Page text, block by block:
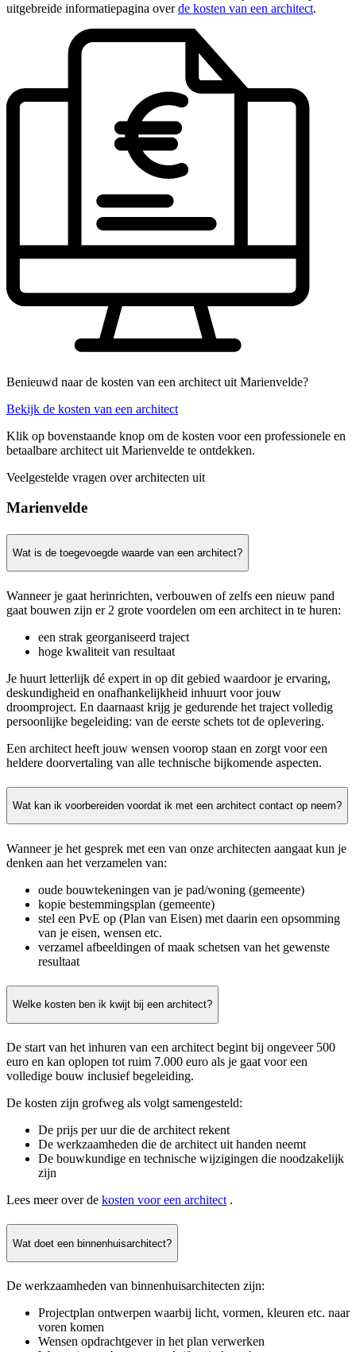
uitgebreide informatiepagina overde kosten van een architect.
Benieuwd naar de kosten van een architect uit Marienvelde?
Bekijk de kosten van een architect
Klik op bovenstaande knop om de kosten voor een professionele en
betaalbare architect uit Marienvelde te ontdekken.
Veelgestelde vragen over architecten uit
Marienvelde
Wat is de toegevoegde waarde van een architect?
Wanneer je gaat herinrichten, verbouwen of zelfs een nieuw pand
gaat bouwen zijn er 2 grote voordelen om een architect in te huren:
een strak georganiseerd traject
hoge kwaliteit van resultaat
Je huurt letterlijk dé expert in op dit gebied waardoor je ervaring,
deskundigheid en onafhankelijkheid inhuurt voor jouw
droomproject. En daarnaast krijg je gedurende het traject volledig
persoonlijke begeleiding: van de eerste schets tot de oplevering.
Een architect heeft jouw wensen voorop staan en zorgt voor een
heldere doorvertaling van alle technische bijkomende aspecten.
Wat kan ik voorbereiden voordat ik met een architect contact op neem?
Wanneer je het gesprek met een van onze architecten aangaat kun je
denken aan het verzamelen van:
oude bouwtekeningen van je pad/woning (gemeente)
kopie bestemmingsplan (gemeente)
stel een PvE op (Plan van Eisen) met daarin een opsomming
van je eisen, wensen etc.
verzamel afbeeldingen of maak schetsen van het gewenste
resultaat
Welke kosten ben ik kwijt bij een architect?
De start van het inhuren van een architect begint bij ongeveer 500
euro en kan oplopen tot ruim 7.000 euro als je gaat voor een
volledige bouw inclusief begeleiding.
De kosten zijn grofweg als volgt samengesteld:
De prijs per uur die de architect rekent
De werkzaamheden die de architect uit handen neemt
De bouwkundige en technische wijzigingen die noodzakelijk
zijn
Lees meer over de kosten voor een architect .
Wat doet een binnenhuisarchitect?
De werkzaamheden van binnenhuisarchitecten zijn:
Projectplan ontwerpen waarbij licht, vormen, kleuren etc. naar
voren komen
Wensen opdrachtgever in het plan verwerken